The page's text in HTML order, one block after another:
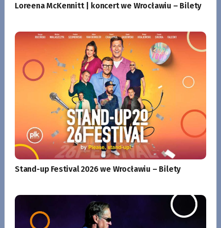
Loreena McKennitt | koncert we Wrocławiu – Bilety
Stand-up Festival 2026 we Wrocławiu – Bilety